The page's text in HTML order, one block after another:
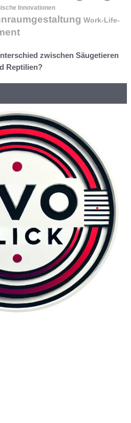
Innovationen
Work-Life-
zwischen Säugetieren
Reptilien?